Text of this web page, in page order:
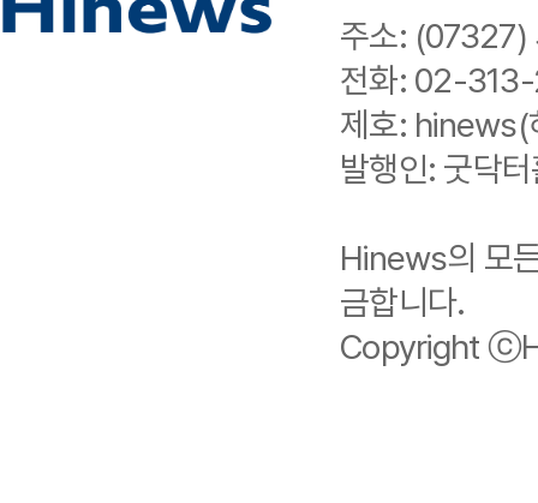
주소: (07327)
전화: 02-
제호: hinews(
발행인: 굿닥
Hinews의 모
금합니다.
Copyright